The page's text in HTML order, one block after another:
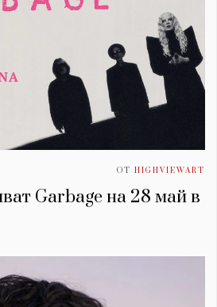
ОТ HIGHVIEWART
Garbage на 28 май в